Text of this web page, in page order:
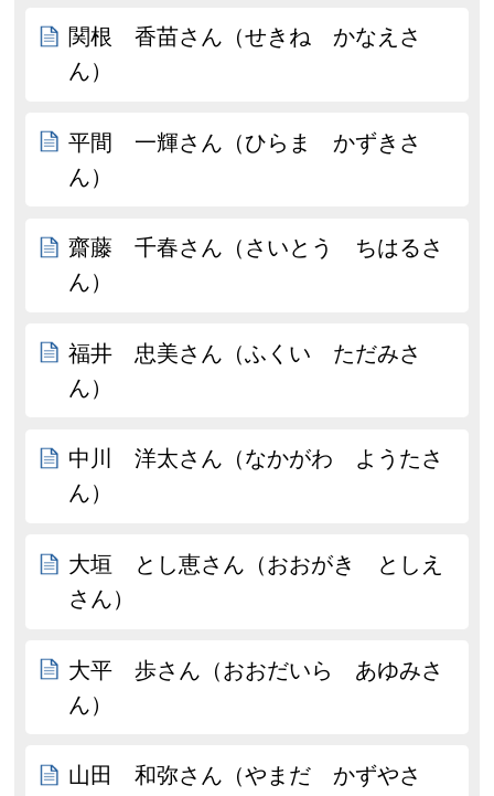
関根 香苗さん（せきね かなえさ
ん）
平間 一輝さん（ひらま かずきさ
ん）
齋藤 千春さん（さいとう ちはるさ
ん）
福井 忠美さん（ふくい ただみさ
ん）
中川 洋太さん（なかがわ ようたさ
ん）
大垣 とし恵さん（おおがき としえ
さん）
大平 歩さん（おおだいら あゆみさ
ん）
山田 和弥さん（やまだ かずやさ